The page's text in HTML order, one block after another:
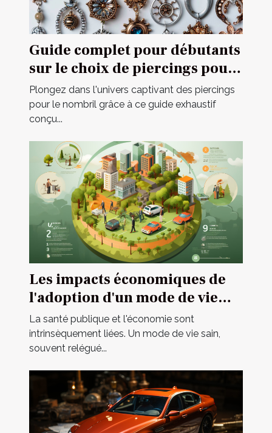
Guide complet pour débutants
sur le choix de piercings pour
le nombril
Plongez dans l'univers captivant des piercings
pour le nombril grâce à ce guide exhaustif
conçu...
Les impacts économiques de
l'adoption d'un mode de vie
sain sur les dépenses de santé
publique
La santé publique et l'économie sont
intrinsèquement liées. Un mode de vie sain,
souvent relégué...